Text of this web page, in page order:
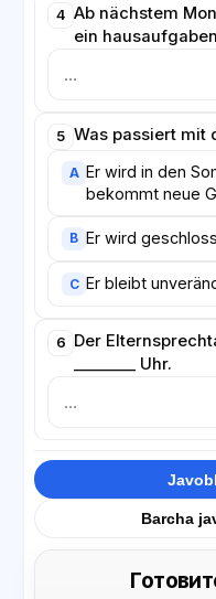
4 Ab nächstem
ein
5 Was passiert mit
A Er wird in den
bekommt neue
B Er wird
C Er bleibt
6
Der
________ Uhr.
Barcha